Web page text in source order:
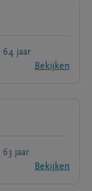
64 jaar
Bekijken
jaar
Bekijken